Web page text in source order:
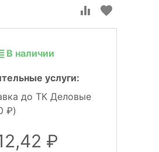
В наличии
услуги:
до ТК Деловые
)